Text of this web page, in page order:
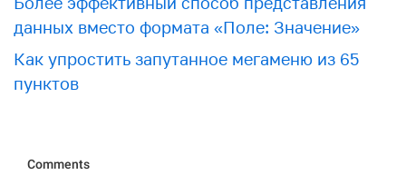
данных вместо формата «Поле: Значение»
Как упростить запутанное мегаменю из 65
пунктов